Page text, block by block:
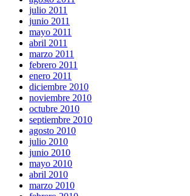
julio 2011
junio 2011
mayo 2011
abril 2011
marzo 2011
febrero 2011
enero 2011
diciembre 2010
noviembre 2010
octubre 2010
septiembre 2010
agosto 2010
julio 2010
junio 2010
mayo 2010
abril 2010
marzo 2010